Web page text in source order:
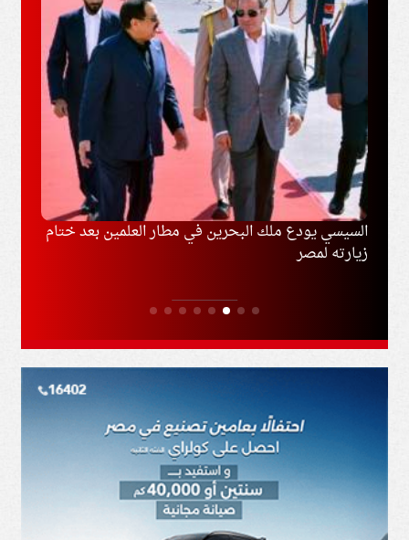
السيسي يودع ملك البحرين في مطار العلمين بعد ختام
زيارته لمصر